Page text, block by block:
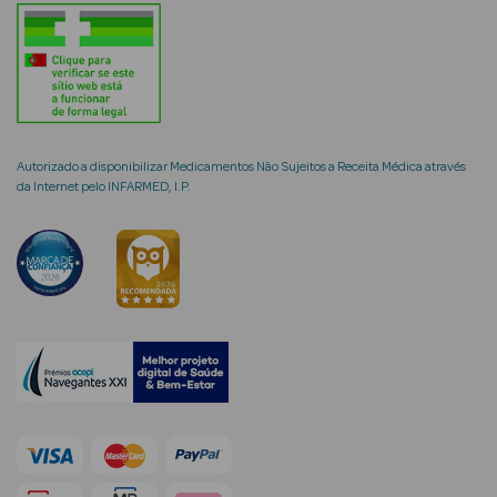
Rosto e
Cosmética
Rosto
Hidratantes
Séruns Faciais
Creme de Olhos
Anti-
Autorizado a disponibilizar Medicamentos Não Sujeitos a Receita Médica através
da Internet pelo INFARMED, I.P.